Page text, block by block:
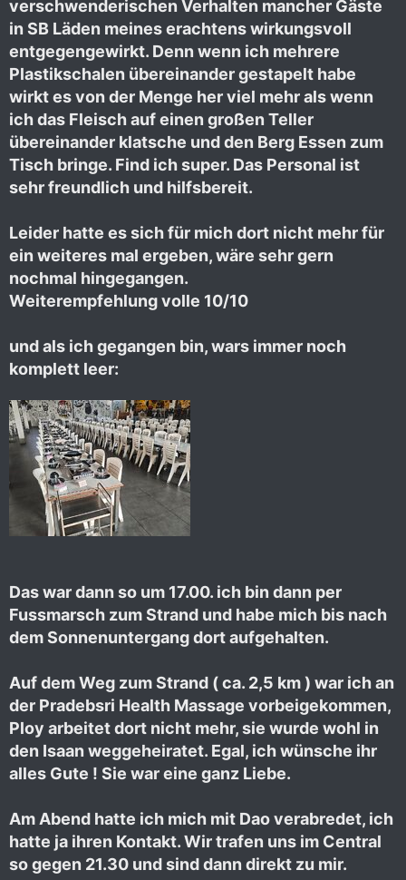
verschwenderischen Verhalten mancher Gäste
in SB Läden meines erachtens wirkungsvoll
entgegengewirkt. Denn wenn ich mehrere
Plastikschalen übereinander gestapelt habe
wirkt es von der Menge her viel mehr als wenn
ich das Fleisch auf einen großen Teller
übereinander klatsche und den Berg Essen zum
Tisch bringe. Find ich super. Das Personal ist
sehr freundlich und hilfsbereit.
Leider hatte es sich für mich dort nicht mehr für
ein weiteres mal ergeben, wäre sehr gern
nochmal hingegangen.
Weiterempfehlung volle 10/10
und als ich gegangen bin, wars immer noch
komplett leer:
Das war dann so um 17.00. ich bin dann per
Fussmarsch zum Strand und habe mich bis nach
dem Sonnenuntergang dort aufgehalten.
Auf dem Weg zum Strand ( ca. 2,5 km ) war ich an
der Pradebsri Health Massage vorbeigekommen,
Ploy arbeitet dort nicht mehr, sie wurde wohl in
den Isaan weggeheiratet. Egal, ich wünsche ihr
alles Gute ! Sie war eine ganz Liebe.
Am Abend hatte ich mich mit Dao verabredet, ich
hatte ja ihren Kontakt. Wir trafen uns im Central
so gegen 21.30 und sind dann direkt zu mir.